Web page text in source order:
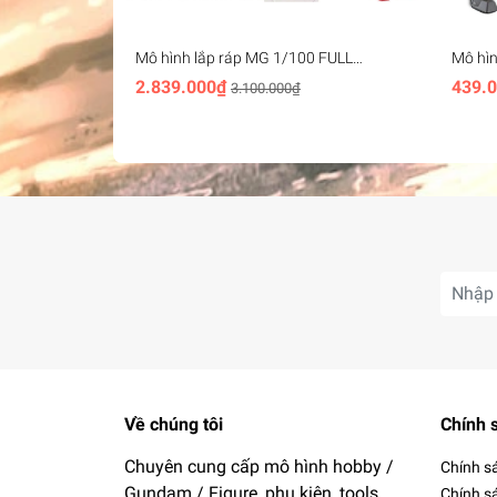
Mô hình lắp ráp MG 1/100 FULL
ARMOR ZZ GUNDAM Ver.Ka Bandai
2.839.000₫ 3.100.000₫
Mô
-
Về chúng tôi
Chuyên cung cấp mô hình hobby /
Chính
Chính